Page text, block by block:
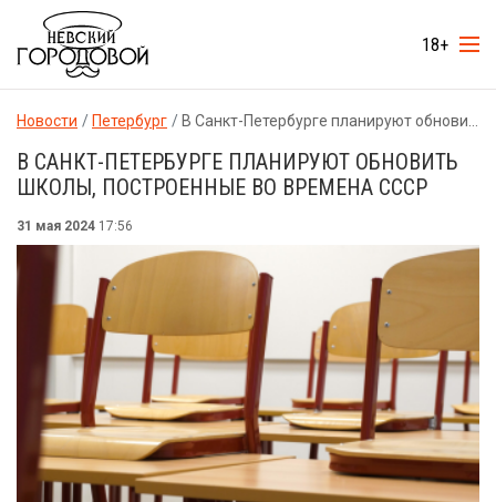
18+
Новости Петербург В Санкт-Петербурге планируют обновить школы, построенные во времена СССР
В САНКТ-ПЕТЕРБУРГЕ ПЛАНИРУЮТ ОБНОВИТЬ
ШКОЛЫ, ПОСТРОЕННЫЕ ВО ВРЕМЕНА СССР
31 мая 2024 17:56